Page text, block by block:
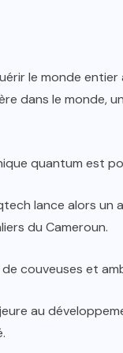
le monde
dans le monde,
quantum est
lance alors un
du Cameroun.
couveuses et
au